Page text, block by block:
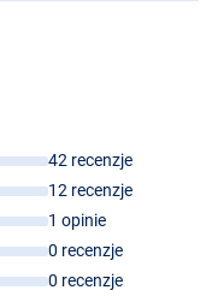
42 recenzje
12 recenzje
1 opinie
0 recenzje
0 recenzje